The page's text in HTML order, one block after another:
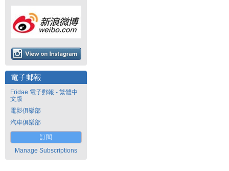
電子郵報
Fridae 電子郵報 - 繁體中
文版
電影俱樂部
汽車俱樂部
訂閱
Manage Subscriptions